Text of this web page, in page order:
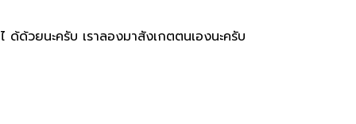
วยนะครับ เราลองมาสังเกตตนเองนะครับ